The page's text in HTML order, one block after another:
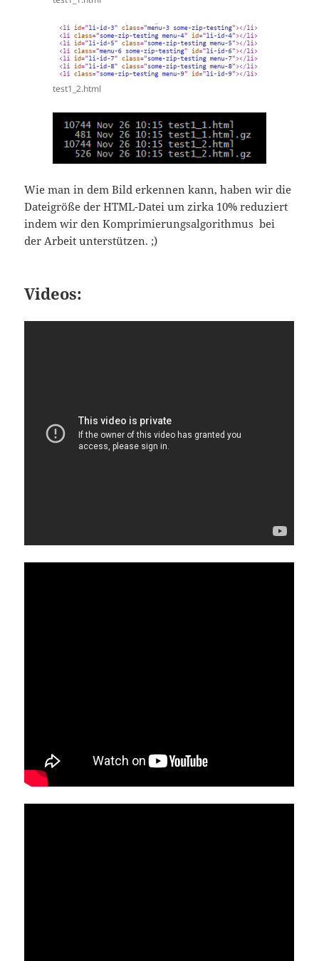
test1_2.html
Wie man in dem Bild erkennen kann, haben wir die
Dateigröße der HTML-Datei um zirka 10% reduziert
indem wir den Komprimierungsalgorithmus bei
der Arbeit unterstützen. ;)
Videos: